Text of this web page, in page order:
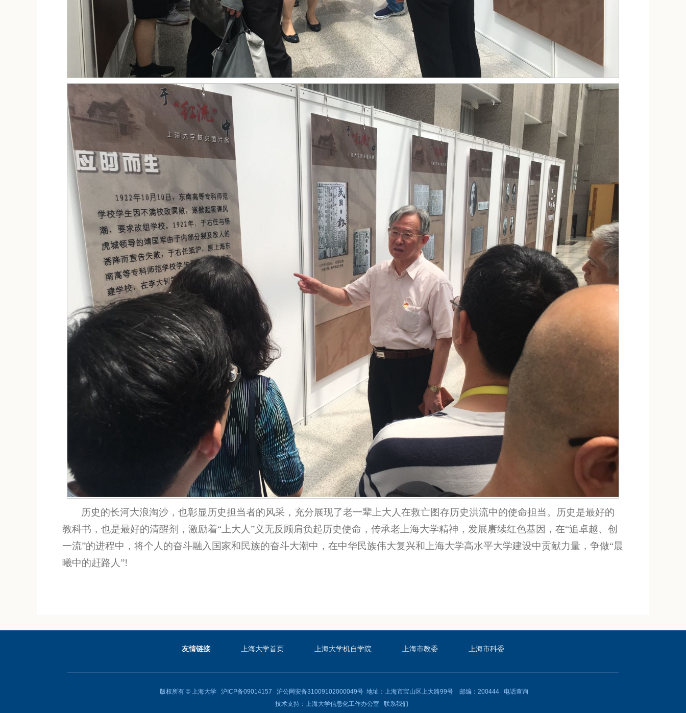
历史的长河大浪淘沙，也彰显历史担当者的风采，充分展现了老一辈上大人在救亡图存历史洪流中的使命担当。历史是最好的
教科书，也是最好的清醒剂，激励着“上大人”义无反顾肩负起历史使命，传承老上海大学精神，发展赓续红色基因，在“追卓越、创
一流”的进程中，将个人的奋斗融入国家和民族的奋斗大潮中，在中华民族伟大复兴和上海大学高水平大学建设中贡献力量，争做“晨
曦中的赶路人”!
友情链接 上海大学首页 上海大学机自学院 上海市教委 上海市科委
版权所有 ©上海大学 沪ICP备09014157 沪公网安备31009102000049号地址：上海市宝山区上大路99号 邮编：200444
电话查询
技术支持： 上海大学信息化工作办公室 联系我们